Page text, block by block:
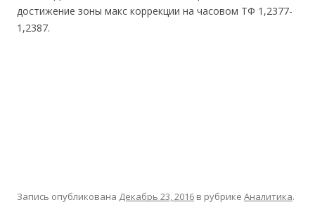
достижение зоны макс коррекции на часовом ТФ 1,2377-
1,2387.
Запись опубликована Декабрь 23, 2016 в рубрике Аналитика.